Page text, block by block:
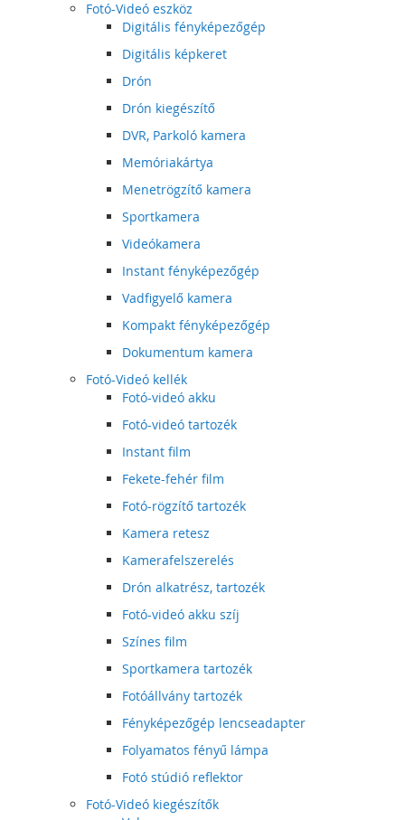
Fotó-Videó eszköz
Digitális fényképezőgép
Digitális képkeret
Drón
Drón kiegészítő
DVR, Parkoló kamera
Memóriakártya
Menetrögzítő kamera
Sportkamera
Videókamera
Instant fényképezőgép
Vadfigyelő kamera
Kompakt fényképezőgép
Dokumentum kamera
Fotó-Videó kellék
Fotó-videó akku
Fotó-videó tartozék
Instant film
Fekete-fehér film
Fotó-rögzítő tartozék
Kamera retesz
Kamerafelszerelés
Drón alkatrész, tartozék
Fotó-videó akku szíj
Színes film
Sportkamera tartozék
Fotóállvány tartozék
Fényképezőgép lencseadapter
Folyamatos fényű lámpa
Fotó stúdió reflektor
Fotó-Videó kiegészítők